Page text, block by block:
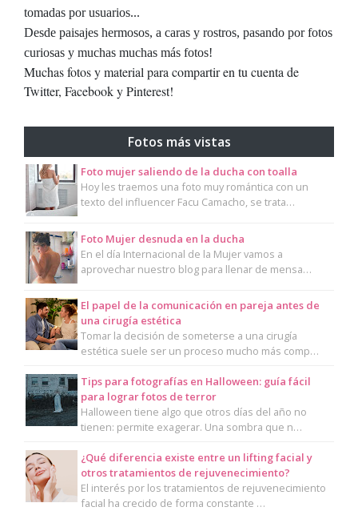
tomadas por usuarios...
Desde paisajes hermosos, a caras y rostros, pasando por fotos
curiosas y muchas muchas más fotos!
Muchas fotos y material para compartir en tu cuenta de
Twitter, Facebook y Pinterest!
Fotos más vistas
Foto mujer saliendo de la ducha con toalla
Hoy les traemos una foto muy romántica con un
texto del influencer Facu Camacho, se trata…
Foto Mujer desnuda en la ducha
En el día Internacional de la Mujer vamos a
aprovechar nuestro blog para llenar de mensa…
El papel de la comunicación en pareja antes de
una cirugía estética
Tomar la decisión de someterse a una cirugía
estética suele ser un proceso mucho más comp…
Tips para fotografías en Halloween: guía fácil
para lograr fotos de terror
Halloween tiene algo que otros días del año no
tienen: permite exagerar. Una sombra que n…
¿Qué diferencia existe entre un lifting facial y
otros tratamientos de rejuvenecimiento?
El interés por los tratamientos de rejuvenecimiento
facial ha crecido de forma constante …